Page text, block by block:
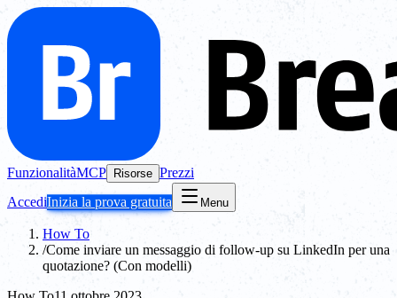
FunzionalitàMCP Risorse Prezzi
AccediInizia la prova gratuita Menu
How To
/Come inviare un messaggio di follow-up su LinkedIn per una
quotazione? (Con modelli)